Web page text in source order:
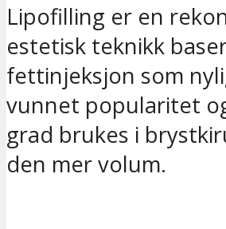
Lipofilling er en
estetisk teknikk
fettinjeksjon som
vunnet popularitet
grad brukes i
den mer volum.